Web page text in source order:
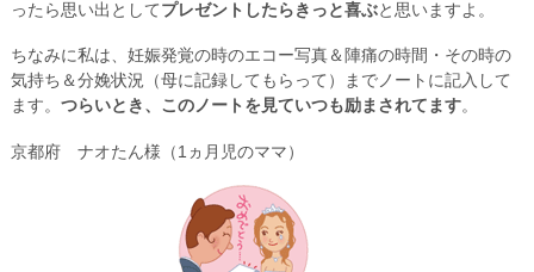
ったら思い出としてプレゼントしたらきっと喜ぶと思いますよ。
ちなみに私は、妊娠発覚の時のエコー写真＆陣痛の時間・その時の
気持ち＆分娩状況（母に記録してもらって）までノートに記入して
ます。 つらいとき、このノートを見ていつも励まされてます。
京都府 ナオたん様（1ヵ月児のママ）